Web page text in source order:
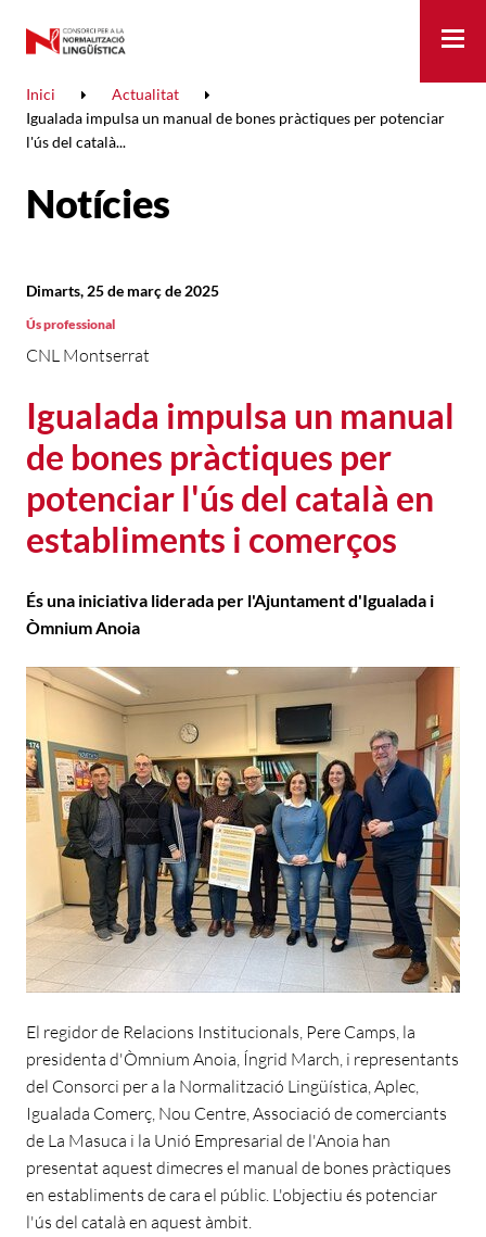
Inici
Actualitat
Igualada impulsa un manual de bones pràctiques per potenciar
l'ús del català...
Notícies
Igualada impulsa un manual
de bones pràctiques per
potenciar l'ús del català en
establiments i comerços
CNL Montserrat
Dimarts, 25 de març de 2025
Ús professional
És una iniciativa liderada per l'Ajuntament d'Igualada i
Òmnium Anoia
El regidor de Relacions Institucionals, Pere Camps, la
presidenta d'Òmnium Anoia, Íngrid March, i representants
del Consorci per a la Normalització Lingüística, Aplec,
Igualada Comerç, Nou Centre, Associació de comerciants
de La Masuca i la Unió Empresarial de l'Anoia han
presentat aquest dimecres el manual de bones pràctiques
en establiments de cara el públic. L'objectiu és potenciar
l'ús del català en aquest àmbit.